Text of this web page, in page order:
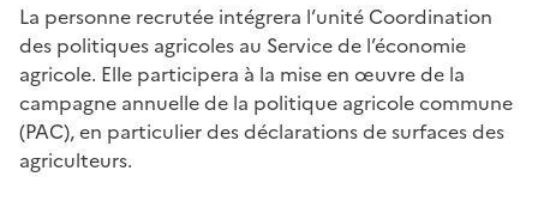
La personne recrutée intégrera l’unité Coordination
des politiques agricoles au Service de l’économie
agricole. Elle participera à la mise en œuvre de la
campagne annuelle de la politique agricole commune
(PAC), en particulier des déclarations de surfaces des
agriculteurs.